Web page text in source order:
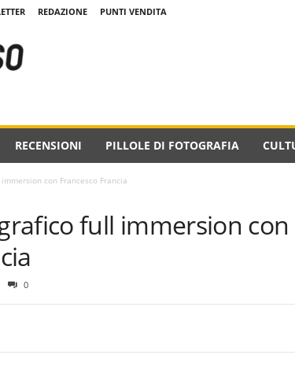
REDAZIONE PUNTI VENDITA
RECENSIONI PILLOLE DI FOTOGRAFIA
con Francesco Francia
full immersion con
0